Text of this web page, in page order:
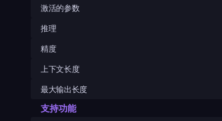
激活的参数
推理
精度
上下文长度
最大输出长度
支持功能